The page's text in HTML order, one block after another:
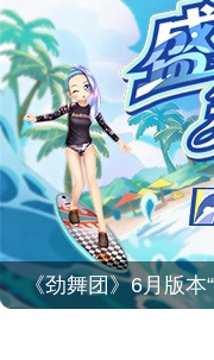
《劲舞团》6月版本